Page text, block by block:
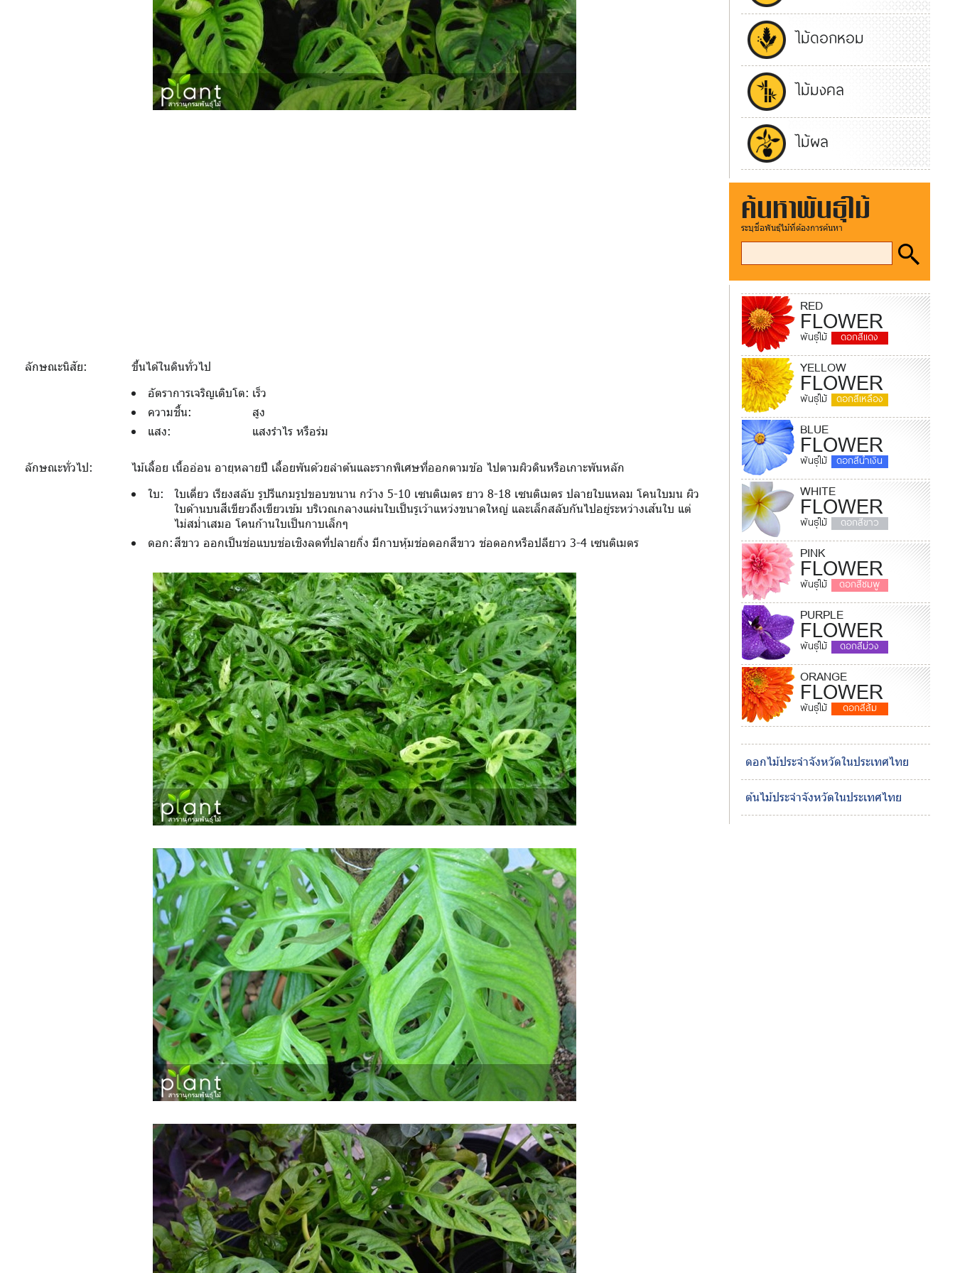
ลักษณะนิสัย:
ขึ้นได้ในดินทั่วไป
อัตราการเจริญเติบโต: เร็ว
ความชื้น:
สูง
แสง:
แสงรำไร หรือร่ม
ลักษณะทั่วไป:
ไม้เลื้อย เนื้ออ่อน อายุหลายปี เลื้อยพันด้วยลำต้นและรากพิเศษที่ออกตามข้อ ไปตามผิวดินหรือเกาะพันหลัก
ใบ:
ใบเดี่ยว เรียงสลับ รูปรีแกมรูปขอบขนาน กว้าง 5-10 เซนติเมตร ยาว 8-18 เซนติเมตร ปลายใบแหลม โคนใบมน ผิว
ใบด้านบนสีเขียวถึงเขียวเข้ม บริเวณกลางแผ่นใบเป็นรูเว้าแหว่งขนาดใหญ่ และเล็กสลับกันไปอยู่ระหว่างเส้นใบ แต่
ไม่สม่ำเสมอ โคนก้านใบเป็นกาบเล็กๆ
ดอก:สีขาว ออกเป็นช่อแบบช่อเชิงลดที่ปลายกิ่ง มีกาบหุ้มช่อดอกสีขาว ช่อดอกหรือปลียาว 3-4 เซนติเมตร
ไม้ดอกหอม
ไม้มงคล
ไม้ผล
ค้นหาพันธุ์ไม้
ระบุชื่อพันธุ์ไม้ที่ต้องการค้นหา
RED
FLOWER
พันธุ์ไม้ ดอกสีแดง
YELLOW
FLOWER
พันธุ์ไม้ ดอกสีเหลือง
BLUE
FLOWER
พันธุ์ไม้ ดอกสีน้ำเงิน
WHITE
FLOWER
พันธุ์ไม้ ดอกสีขาว
PINK
FLOWER
พันธุ์ไม้ ดอกสีชมพู
PURPLE
FLOWER
พันธุ์ไม้ ดอกสีม่วง
ORANGE
FLOWER
พันธุ์ไม้ ดอกสีส้ม
ดอกไม้ประจำจังหวัดในประเทศไทย
ต้นไม้ประจำจังหวัดในประเทศไทย